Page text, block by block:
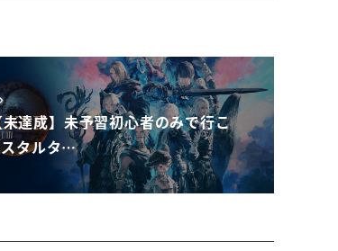
達成】未予習初心者のみで行こ
スタルタ…